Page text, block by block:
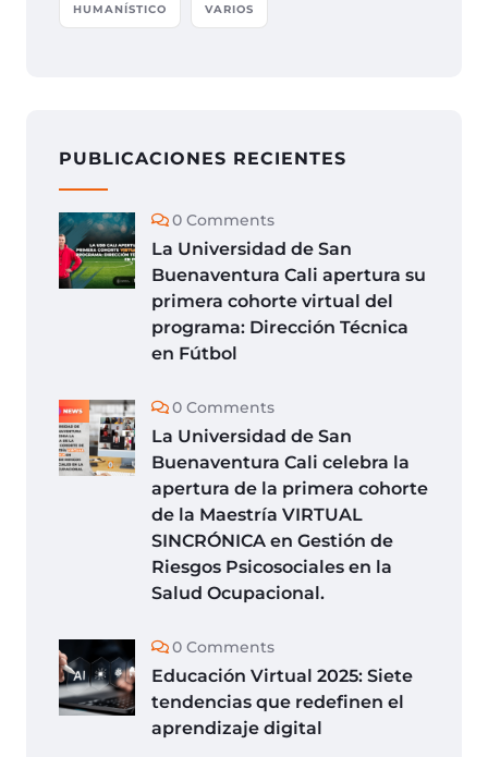
HUMANÍSTICO VARIOS
PUBLICACIONES RECIENTES
0 Comments
La Universidad de San
Buenaventura Cali apertura su
primera cohorte virtual del
programa: Dirección Técnica
en Fútbol
0 Comments
La Universidad de San
Buenaventura Cali celebra la
apertura de la primera cohorte
de la Maestría VIRTUAL
SINCRÓNICA en Gestión de
Riesgos Psicosociales en la
Salud Ocupacional.
0 Comments
Educación Virtual 2025: Siete
tendencias que redefinen el
aprendizaje digital